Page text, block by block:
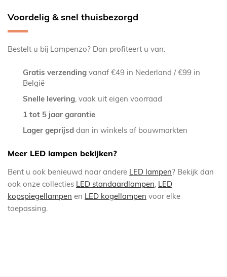
Voordelig & snel thuisbezorgd
Bestelt u bij Lampenzo? Dan profiteert u van:
Gratis verzending vanaf €49 in Nederland / €99 in
België
Snelle levering, vaak uit eigen voorraad
1 tot 5 jaar garantie
Lager geprijsd dan in winkels of bouwmarkten
Meer LED lampen bekijken?
Bent u ook benieuwd naar andere LED lampen? Bekijk dan
ook onze collecties LED standaardlampen, LED
kopspiegellampen en LED kogellampen voor elke
toepassing.